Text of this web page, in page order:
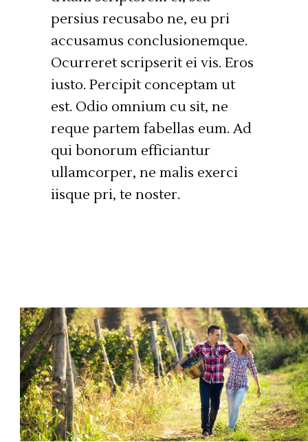
persius recusabo ne, eu pri
accusamus conclusionemque.
Ocurreret scripserit ei vis. Eros
iusto. Percipit conceptam ut
est. Odio omnium cu sit, ne
reque partem fabellas eum. Ad
qui bonorum efficiantur
ullamcorper, ne malis exerci
iisque pri, te noster.